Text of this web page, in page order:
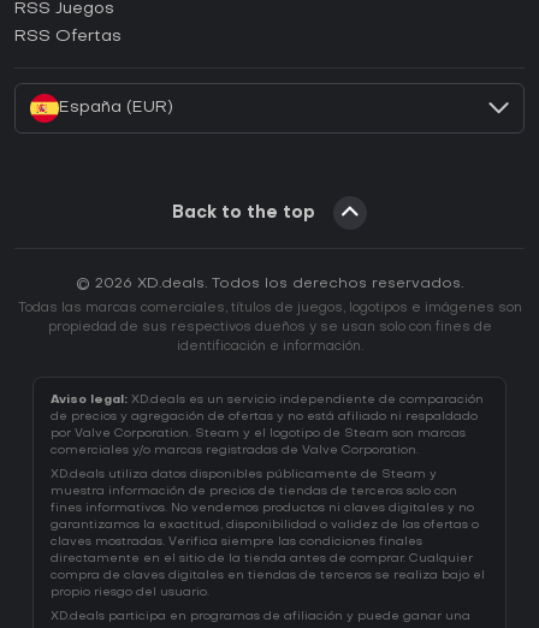
RSS Juegos
RSS Ofertas
España (EUR)
Back to the top
© 2026 XD.deals. Todos los derechos reservados.
Todas las marcas comerciales, títulos de juegos, logotipos e imágenes son
propiedad de sus respectivos dueños y se usan solo con fines de
identificación e información.
Aviso legal: XD.deals es un servicio independiente de comparación
de precios y agregación de ofertas y no está afiliado ni respaldado
por Valve Corporation. Steam y el logotipo de Steam son marcas
comerciales y/o marcas registradas de Valve Corporation.
XD.deals utiliza datos disponibles públicamente de Steam y
muestra información de precios de tiendas de terceros solo con
fines informativos. No vendemos productos ni claves digitales y no
garantizamos la exactitud, disponibilidad o validez de las ofertas o
claves mostradas. Verifica siempre las condiciones finales
directamente en el sitio de la tienda antes de comprar. Cualquier
compra de claves digitales en tiendas de terceros se realiza bajo el
propio riesgo del usuario.
XD.deals participa en programas de afiliación y puede ganar una